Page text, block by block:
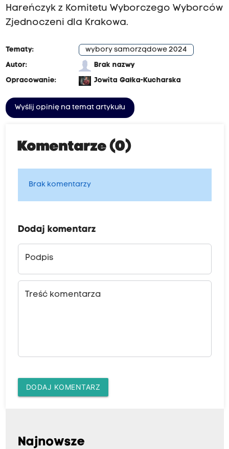
Hareńczyk z Komitetu Wyborczego Wyborców
Zjednoczeni dla Krakowa.
Tematy:
wybory samorządowe 2024
Autor:
Brak nazwy
Opracowanie:
Jowita Gałka-Kucharska
Wyślij opinię na temat artykułu
Komentarze (0)
Brak komentarzy
Dodaj komentarz
Podpis
Treść komentarza
DODAJ KOMENTARZ
Najnowsze